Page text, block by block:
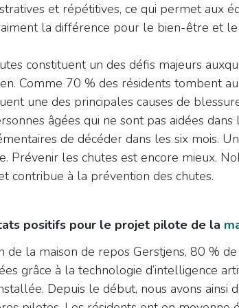
et répétitives, ce qui permet aux
la différence pour le bien-être et le
constituent un des défis majeurs
Comme 70 % des résidents tombent
une des principales causes de
âgées qui ne sont pas aidées
de décéder dans les six mois.
Prévenir les chutes est encore mieux.
contribue à la prévention des chutes.
positifs pour le projet pilote de la
de la maison de repos Gerstjens, 80 %
grâce à la technologie d’intelligence
Depuis le début, nous avons